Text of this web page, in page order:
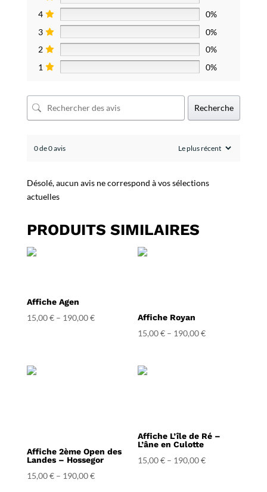
4
0%
3
0%
2
0%
1
0%
Recherche
0 de 0 avis
Désolé, aucun avis ne correspond à vos sélections
actuelles
PRODUITS SIMILAIRES
Affiche Agen
15,00€– 190,00€ Affiche Royan
15,00€ – 190,00€
Affiche 2ème Open des
Landes – Hossegor
15,00€– 190,00€
Affiche L’île de Ré –
L’âne en Culotte
15,00€ – 190,00€